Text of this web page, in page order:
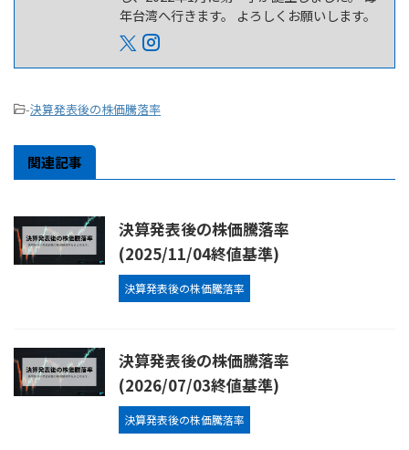
年台湾へ行きます。 よろしくお願いします。
-決算発表後の株価騰落率
関連記事
決算発表後の株価騰落率
(2025/11/04終値基準)
決算発表後の株価騰落率
決算発表後の株価騰落率
(2026/07/03終値基準)
決算発表後の株価騰落率